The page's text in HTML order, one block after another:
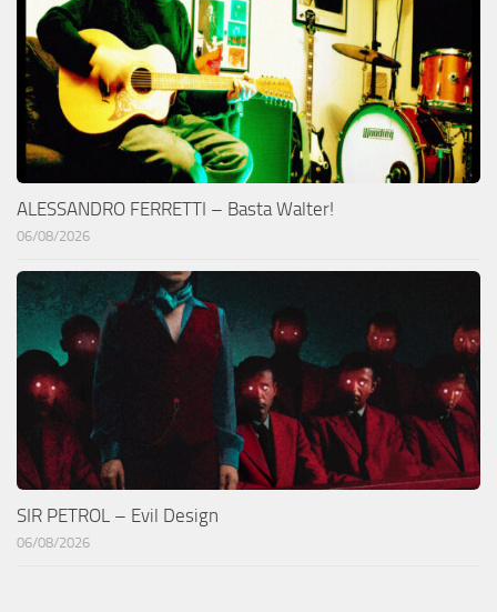
ALESSANDRO FERRETTI – Basta Walter!
06/08/2026
SIR PETROL – Evil Design
06/08/2026